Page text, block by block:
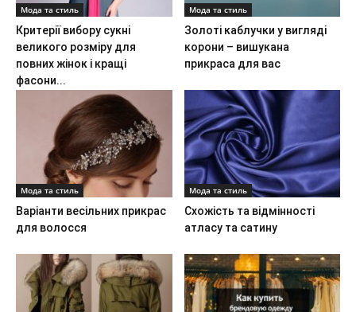
Мода та стиль
Критерії вибору сукні
великого розміру для
повних жінок і кращі
фасони...
Мода та стиль
Золоті каблучки у вигляді
корони – вишукана
прикраса для вас
Мода та стиль
Варіанти весільних прикрас
для волосся
Мода та стиль
Схожість та відмінності
атласу та сатину